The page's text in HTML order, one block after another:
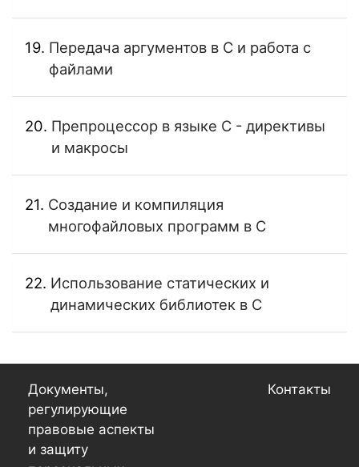
Передача аргументов в C и работа с
файлами
Препроцессор в языке C - директивы
и макросы
Создание и компиляция
многофайловых программ в C
Использование статических и
динамических библиотек в C
Документы,
регулирующие
правовые аспекты
и защиту
Контакты